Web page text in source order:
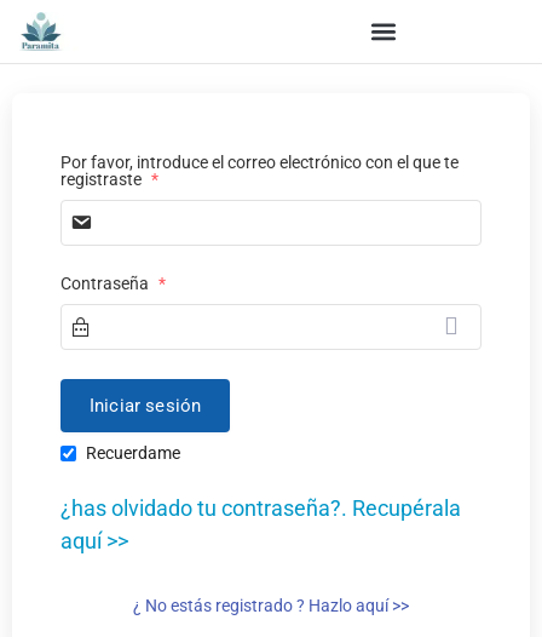
Por favor, introduce el correo electrónico con el que te
registraste *
Contraseña *
Recuerdame
¿has olvidado tu contraseña?. Recupérala
aquí >>
¿ No estás registrado ? Hazlo aquí >>